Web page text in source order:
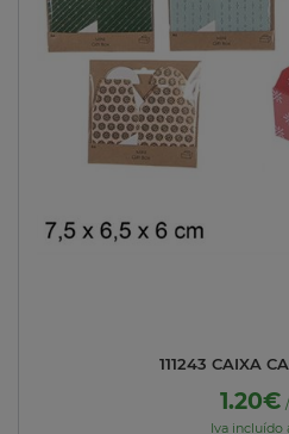
111243 CAIXA
1.20€
Iva incluído